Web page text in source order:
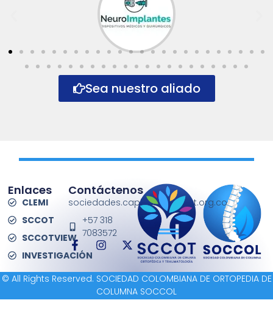
Sea nuestro aliado
Enlaces
CLEMI
SCCOT
SCCOTVIEW
INVESTIGACIÓN
Contáctenos
sociedades.capitulos@sccot.org.co
+57 318
7083572
© All Rights Reserved. SOCIEDAD COLOMBIANA DE ORTOPEDIA DE
COLUMNA SOCCOL